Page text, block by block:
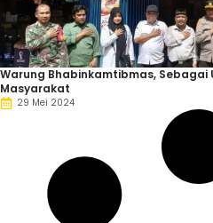
Warung Bhabinkamtibmas, Sebagai
Masyarakat
29 Mei 2024